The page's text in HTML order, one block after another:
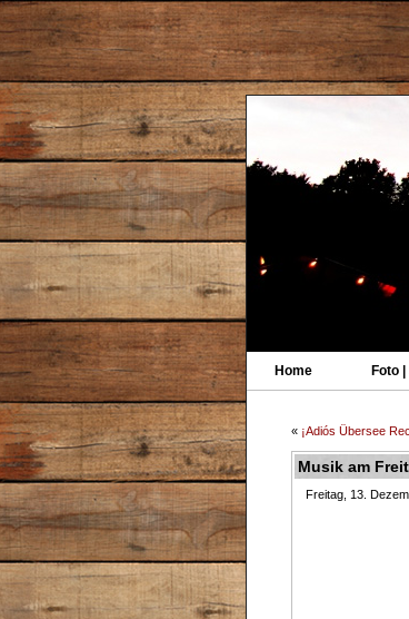
Home Foto
« ¡Adiós Übersee
Musik am
Freitag, 13.